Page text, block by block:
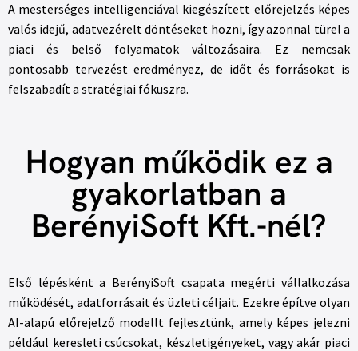
A mesterséges intelligenciával kiegészített előrejelzés képes
valós idejű, adatvezérelt döntéseket hozni, így azonnal türel a
piaci és belső folyamatok változásaira. Ez nemcsak
pontosabb tervezést eredményez, de időt és forrásokat is
felszabadít a stratégiai fókuszra.
Hogyan működik ez a
gyakorlatban a
BerényiSoft Kft.-nél?
Első lépésként a BerényiSoft csapata megérti vállalkozása
működését, adatforrásait és üzleti céljait. Ezekre építve olyan
AI-alapú előrejelző modellt fejlesztünk, amely képes jelezni
például keresleti csúcsokat, készletigényeket, vagy akár piaci